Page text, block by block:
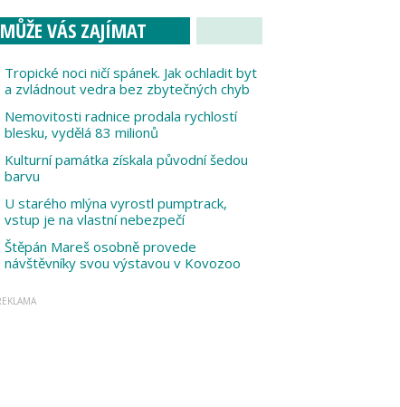
MŮŽE VÁS ZAJÍMAT
Tropické noci ničí spánek. Jak ochladit byt
a zvládnout vedra bez zbytečných chyb
Nemovitosti radnice prodala rychlostí
blesku, vydělá 83 milionů
Kulturní památka získala původní šedou
barvu
U starého mlýna vyrostl pumptrack,
vstup je na vlastní nebezpečí
Štěpán Mareš osobně provede
návštěvníky svou výstavou v Kovozoo